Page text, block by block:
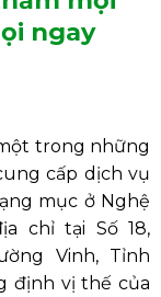
ngay
trong những
cấp dịch vụ
mục ở Nghệ
chỉ tại Số 18,
Vinh, Tỉnh
định vị thế của